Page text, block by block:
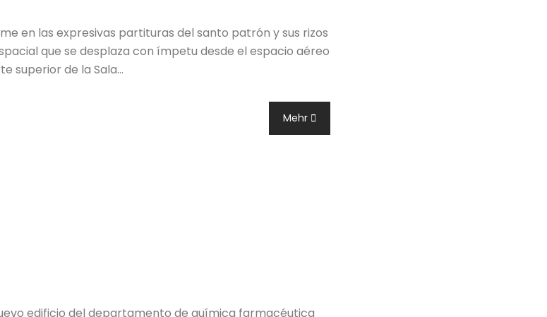
en las expresivas partituras del santo patrón y sus rizos
que se desplaza con ímpetu desde el espacio aéreo
superior de la Sala…
Mehr
edificio del departamento de química farmacéutica